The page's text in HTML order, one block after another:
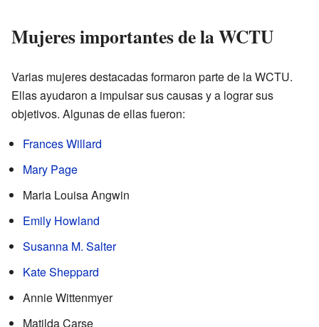
Mujeres importantes de la WCTU
Varias mujeres destacadas formaron parte de la WCTU.
Ellas ayudaron a impulsar sus causas y a lograr sus
objetivos. Algunas de ellas fueron:
Frances Willard
Mary Page
Maria Louisa Angwin
Emily Howland
Susanna M. Salter
Kate Sheppard
Annie Wittenmyer
Matilda Carse